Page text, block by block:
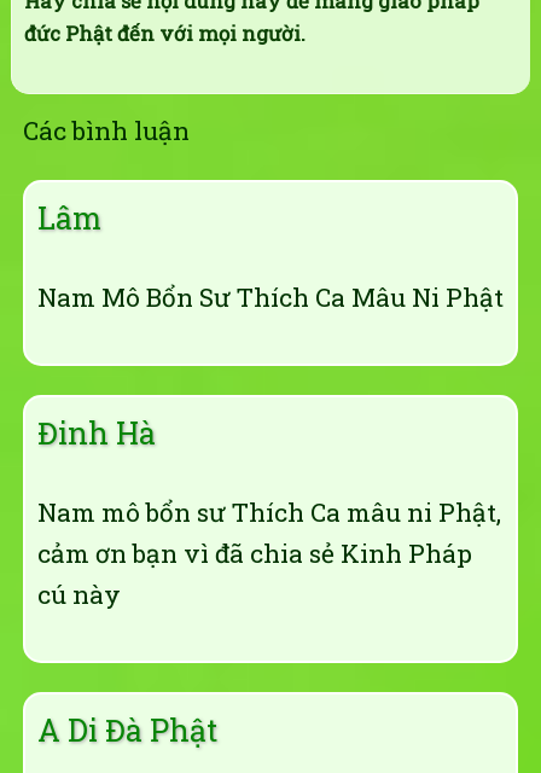
đức Phật đến với mọi người.
Các bình luận
Lâm
Nam Mô Bổn Sư Thích Ca Mâu Ni Phật
Đinh Hà
Nam mô bổn sư Thích Ca mâu ni Phật,
cảm ơn bạn vì đã chia sẻ Kinh Pháp
cú này
A Di Đà Phật